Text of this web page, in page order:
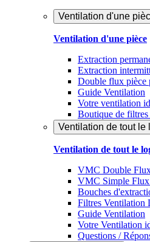
Ventilation d'une
Ventilation d'une pièce
Extraction
Extraction
Double flux pièce
Guide Ventilation
Votre ventilation
Boutique de
Ventilation de tout le
Ventilation de tout le
VMC Double
VMC Simple Flux
Bouches
Filtres Ventilation
Guide Ventilation
Votre Ventilation
Questions /